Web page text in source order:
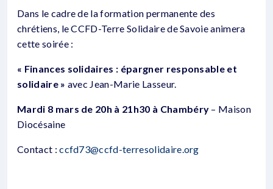
Dans le cadre de la formation permanente des
chrétiens, le CCFD-Terre Solidaire de Savoie animera
cette soirée :
« Finances solidaires : épargner responsable et
solidaire » avec Jean-Marie Lasseur.
Mardi 8 mars de 20h à 21h30 à Chambéry – Maison
Diocésaine
Contact :ccfd73@ccfd-terresolidaire.org